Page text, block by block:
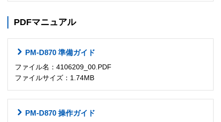
PDFマニュアル
PM-D870 準備ガイド
ファイル名：4106209_00.PDF
ファイルサイズ：1.74MB
PM-D870 操作ガイド